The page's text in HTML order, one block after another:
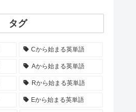
タグ
Cから始まる英単語
Aから始まる英単語
Rから始まる英単語
Eから始まる英単語